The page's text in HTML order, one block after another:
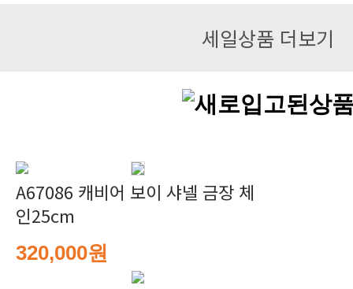
세일상품 더보기
A67086 캐비어 보이 샤넬 금장 체
인25cm
320,000원